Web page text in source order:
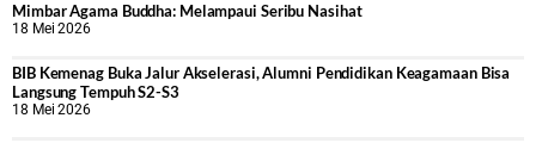
Mimbar Agama Buddha: Melampaui Seribu Nasihat
18 Mei 2026
BIB Kemenag Buka Jalur Akselerasi, Alumni Pendidikan Keagamaan Bisa
Langsung Tempuh S2-S3
18 Mei 2026